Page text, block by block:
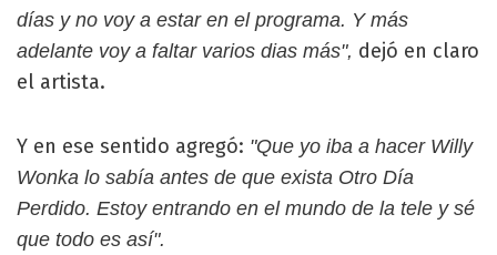
días y no voy a estar en el programa. Y más
adelante voy a faltar varios dias más", dejó en claro
el artista.
Y en ese sentido agregó: "Que yo iba a hacer Willy
Wonka lo sabía antes de que exista Otro Día
Perdido. Estoy entrando en el mundo de la tele y sé
que todo es así".